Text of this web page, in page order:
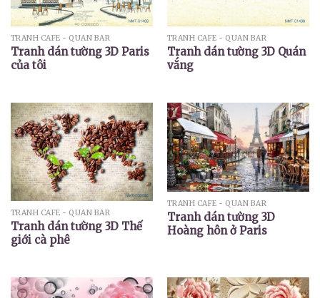
TRANH CAFE - QUÁN BAR
Tranh dán tường 3D Paris
của tôi
TRANH CAFE - QUÁN BAR
Tranh dán tường 3D Quán
vắng
TRANH CAFE - QUÁN BAR
Tranh dán tường 3D Thế
giới cà phê
TRANH CAFE - QUÁN BAR
Tranh dán tường 3D
Hoàng hôn ở Paris